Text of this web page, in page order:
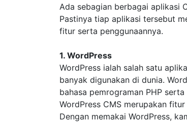
Ada sebagian berbagai aplikasi
Pastinya tiap aplikasi tersebut
fitur serta penggunaannya.
1. WordPress
WordPress ialah salah satu
banyak digunakan di dunia.
bahasa pemrograman PHP
WordPress CMS merupakan
Dengan memakai WordPress,